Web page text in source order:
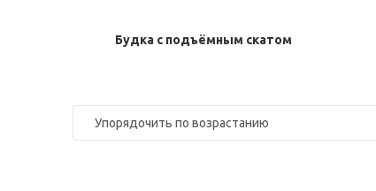
Будка с подъёмным скатом